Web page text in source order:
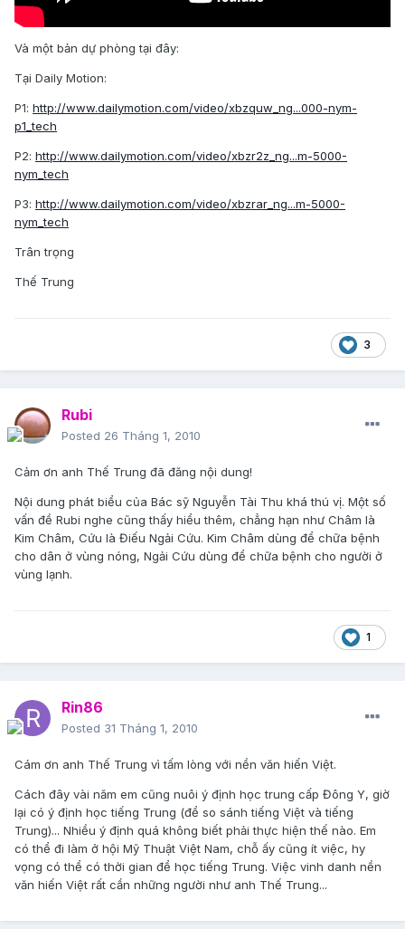
Và một bản dự phòng tại đây:
Tại Daily Motion:
P1: http://www.dailymotion.com/video/xbzquw_ng...000-nym-
p1_tech
P2: http://www.dailymotion.com/video/xbzr2z_ng...m-5000-
nym_tech
P3: http://www.dailymotion.com/video/xbzrar_ng...m-5000-
nym_tech
Trân trọng
Thế Trung
3
Rubi
Posted 26 Tháng 1, 2010
Cảm ơn anh Thế Trung đã đăng nội dung!
Nội dung phát biểu của Bác sỹ Nguyễn Tài Thu khá thú vị. Một số
vấn đề Rubi nghe cũng thấy hiểu thêm, chẳng hạn như Châm là
Kim Châm, Cứu là Điếu Ngải Cứu. Kim Châm dùng để chữa bệnh
cho dân ở vùng nóng, Ngải Cứu dùng để chữa bệnh cho người ở
vùng lạnh.
1
Rin86
Posted 31 Tháng 1, 2010
Cám ơn anh Thế Trung vì tấm lòng với nền văn hiến Việt.
Cách đây vài năm em cũng nuôi ý định học trung cấp Đông Y, giờ
lại có ý định học tiếng Trung (để so sánh tiếng Việt và tiếng
Trung)... Nhiều ý định quá không biết phải thực hiện thế nào. Em
có thể đi làm ở hội Mỹ Thuật Việt Nam, chỗ ấy cũng ít việc, hy
vọng có thể có thời gian để học tiếng Trung. Việc vinh danh nền
văn hiến Việt rất cần những người như anh Thế Trung...